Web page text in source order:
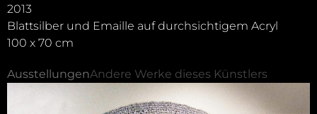
2013
Blattsilber und Emaille auf durchsichtigem Acryl
100 x 70 cm
AusstellungenAndere Werke dieses Künstlers